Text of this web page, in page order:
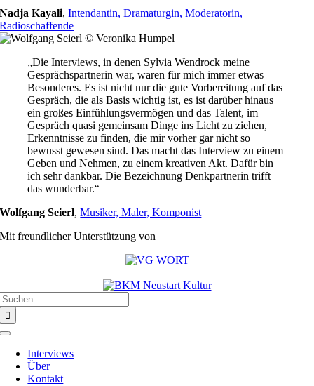
Nadja Kayali,Intendantin, Dramaturgin, Moderatorin,
Radioschaffende
„Die Interviews, in denen Sylvia Wendrock meine
Gesprächspartnerin war, waren für mich immer etwas
Besonderes. Es ist nicht nur die gute Vorbereitung auf das
Gespräch, die als Basis wichtig ist, es ist darüber hinaus
ein großes Einfühlungsvermögen und das Talent, im
Gespräch quasi gemeinsam Dinge ins Licht zu ziehen,
Erkenntnisse zu finden, die mir vorher gar nicht so
bewusst gewesen sind. Das macht das Interview zu einem
Geben und Nehmen, zu einem kreativen Akt. Dafür bin
ich sehr dankbar. Die Bezeichnung Denkpartnerin trifft
das wunderbar.“
Wolfgang Seierl,Musiker, Maler, Komponist
Mit freundlicher Unterstützung von
Toggle
NavigationInterviews
Über
Kontakt